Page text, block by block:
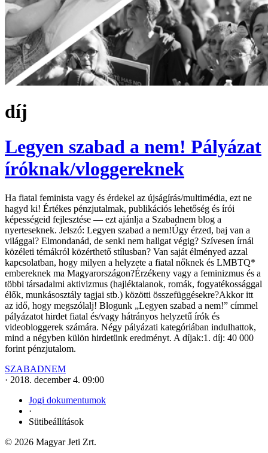
díj
Legyen szabad a nem! Pályázat
íróknak/vloggereknek
Ha fiatal feminista vagy és érdekel az újságírás/multimédia, ezt ne
hagyd ki! Értékes pénzjutalmak, publikációs lehetőség és írói
képességeid fejlesztése — ezt ajánlja a Szabadnem blog a
nyerteseknek. Jelszó: Legyen szabad a nem!Úgy érzed, baj van a
világgal? Elmondanád, de senki nem hallgat végig? Szívesen írnál
közéleti témákról közérthető stílusban? Van saját élményed azzal
kapcsolatban, hogy milyen a helyzete a fiatal nőknek és LMBTQ*
embereknek ma Magyarországon?Érzékeny vagy a feminizmus és a
többi társadalmi aktivizmus (hajléktalanok, romák, fogyatékossággal
élők, munkásosztály tagjai stb.) közötti összefüggésekre?Akkor itt
az idő, hogy megszólalj! Blogunk „Legyen szabad a nem!” címmel
pályázatot hirdet fiatal és/vagy hátrányos helyzetű írók és
videobloggerek számára. Négy pályázati kategóriában indulhattok,
mind a négyben külön hirdetünk eredményt. A díjak:1. díj: 40 000
forint pénzjutalom.
SZABADNEM
· 2018. december 4. 09:00
Jogi dokumentumok
·
Sütibeállítások
© 2026 Magyar Jeti Zrt.